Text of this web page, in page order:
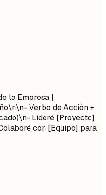
la Empresa |
\n\n- Verbo de Acción +
Lideré [Proyecto]
con [Equipo] para